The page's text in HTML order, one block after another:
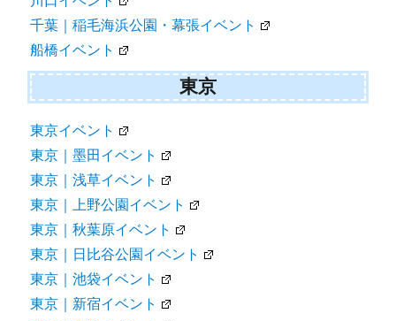
千葉｜稲毛海浜公園・幕張イベント
船橋イベント
東京
東京イベント
東京｜墨田イベント
東京｜浅草イベント
東京｜上野公園イベント
東京｜秋葉原イベント
東京｜日比谷公園イベント
東京｜池袋イベント
東京｜新宿イベント